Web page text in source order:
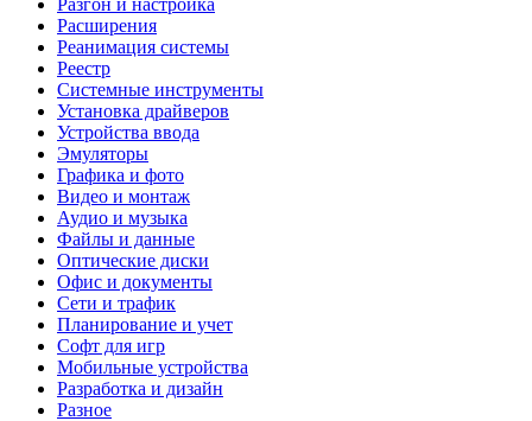
Расширения
Реанимация системы
Реестр
Системные инструменты
Установка драйверов
Устройства ввода
Эмуляторы
Графика и фото
Видео и монтаж
Аудио и музыка
Файлы и данные
Оптические диски
Офис и документы
Сети и трафик
Планирование и учет
Софт для игр
Мобильные устройства
Разработка и дизайн
Разное